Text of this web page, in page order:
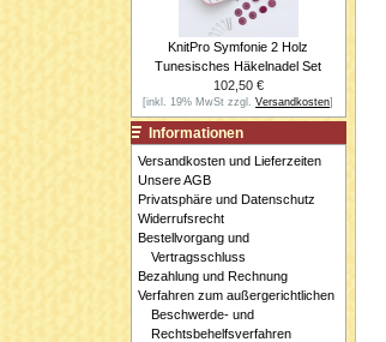
KnitPro Symfonie 2 Holz
Tunesisches Häkelnadel Set
102,50 €
[inkl. 19% MwSt zzgl.Versandkosten]
Informationen
Versandkosten und Lieferzeiten
Unsere AGB
Privatsphäre und Datenschutz
Widerrufsrecht
Bestellvorgang und
Vertragsschluss
Bezahlung und Rechnung
Verfahren zum außergerichtlichen
Beschwerde- und
Rechtsbehelfsverfahren